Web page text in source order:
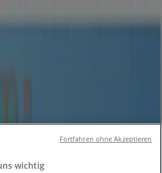
in Bremen»
wichtig
Fortfahren ohne Akzeptieren